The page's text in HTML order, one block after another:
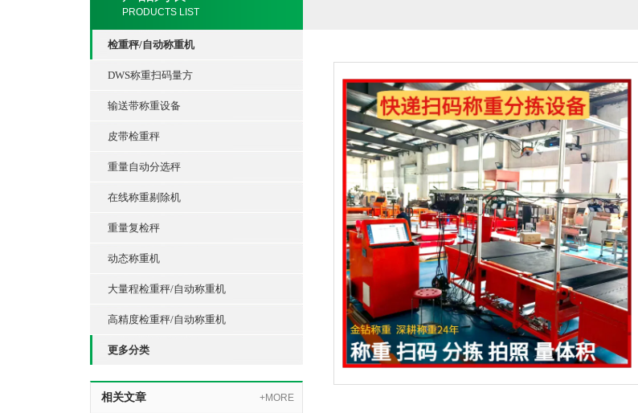
PRODUCTS LIST
检重秤/自动称重机
DWS称重扫码量方
输送带称重设备
皮带检重秤
重量自动分选秤
在线称重剔除机
重量复检秤
动态称重机
大量程检重秤/自动称重机
高精度检重秤/自动称重机
更多分类
相关文章 +MORE